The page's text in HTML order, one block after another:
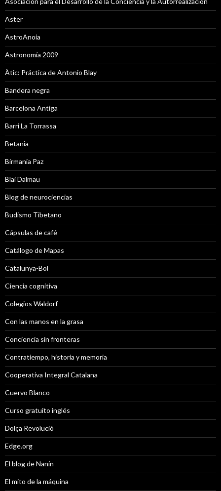
Aster
AstroAnoia
Astronomía 2009
Àtic: Práctica de Antonio Blay
Bandera negra
Barcelona Antiga
Barri La Torrassa
Betania
Birmania Paz
Blai Dalmau
Blog de neurociencias
Budismo Tibetano
Cápsulas de café
Catálogo de Mapas
Catalunya-Bol
Ciencia cognitiva
Colegios Waldorf
Con las manos en la grasa
Conciencia sin fronteras
Contratiempo, historia y memoria
Cooperativa Integral Catalana
Cuervo Blanco
Curso gratuito inglés
Dolça Revolució
Edge.org
El blog de Nanín
El mito de la máquina